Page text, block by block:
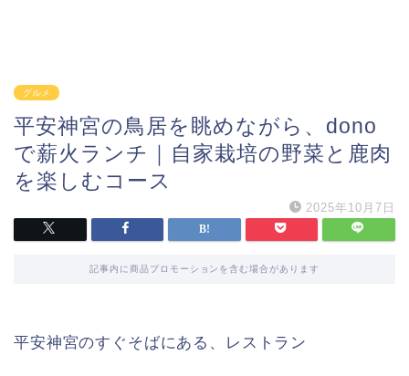
グルメ
平安神宮の鳥居を眺めながら、dono
で薪火ランチ｜自家栽培の野菜と鹿肉
を楽しむコース
2025年10月7日
記事内に商品プロモーションを含む場合があります
平安神宮のすぐそばにある、レストラン